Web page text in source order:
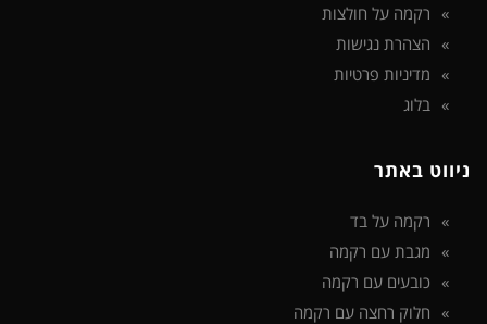
רקמה על חולצות
הצהרת נגישות
מדיניות פרטיות
בלוג
ניווט באתר
רקמה על בד
מגבת עם רקמה
כובעים עם רקמה
חלוק רחצה עם רקמה